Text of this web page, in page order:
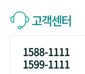
고객센터
1588-1111
1599-1111